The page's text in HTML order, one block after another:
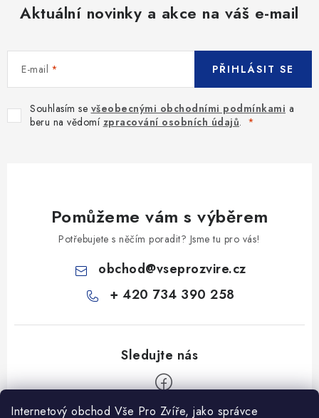
Internetový obchod Vše Pro Zvíře, jako správce
Aktuální novinky a akce na váš e-mail
E-mail
Souhlasím se všeobecnými obchodními podmínkami a
beru na vědomí zpracování osobních údajů.
PŘIHLÁSIT SE
Pomůžeme vám s výběrem
Potřebujete s něčím poradit? Jsme tu pro vás!
obchod@vseprozvire.cz
+ 420 734 390 258